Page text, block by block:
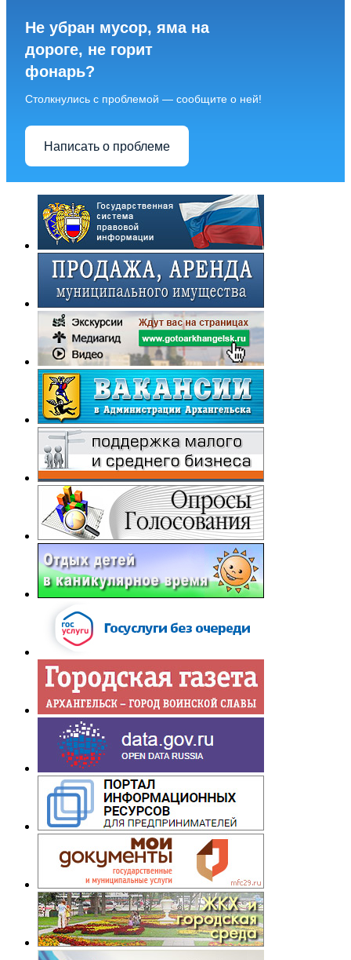
Не убран мусор, яма на
дороге, не горит
фонарь?
Столкнулись с проблемой — сообщите о ней!
Написать о проблеме